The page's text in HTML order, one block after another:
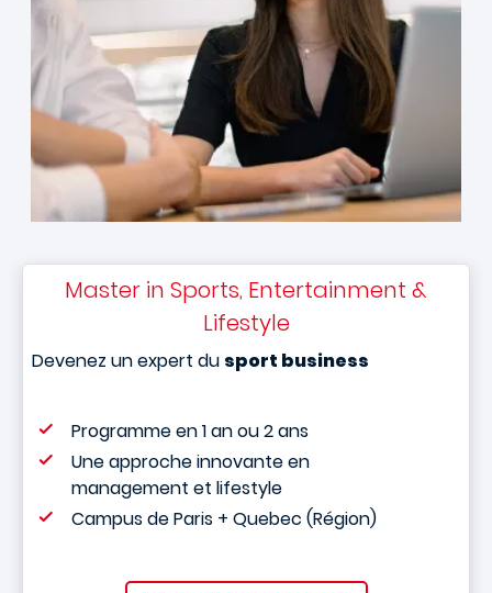
Master in Sports, Entertainment &
Lifestyle
Devenez un expert du sport business
Programme en 1 an ou 2 ans
Une approche innovante en
management et lifestyle
Campus de Paris + Quebec (Région)